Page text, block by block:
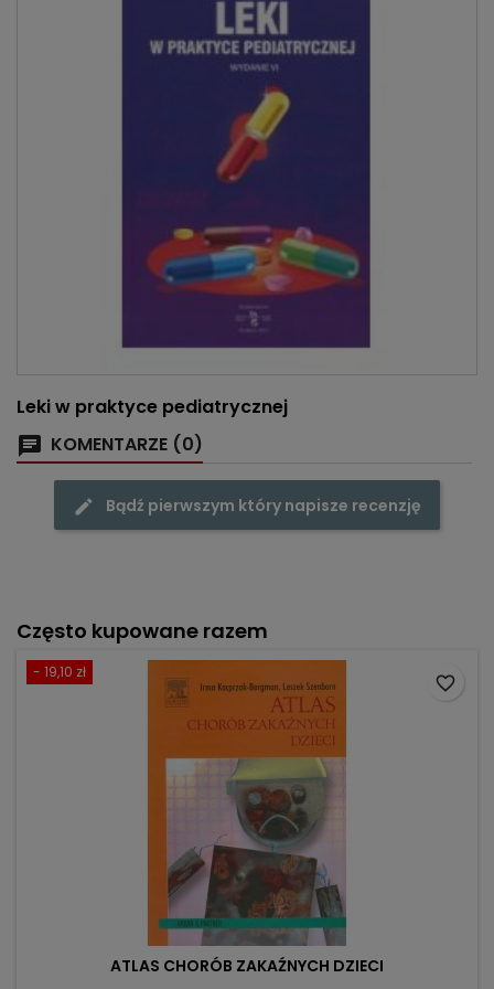
Leki w praktyce pediatrycznej
KOMENTARZE (0)
Bądź pierwszym który napisze recenzję
Często kupowane razem
- 19,10 zł
ATLAS CHORÓB ZAKAŹNYCH DZIECI
favorite_border